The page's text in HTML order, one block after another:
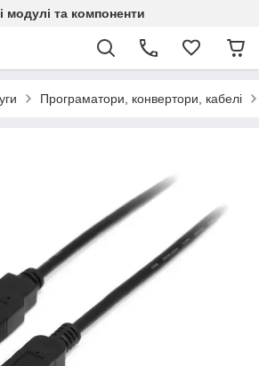
модулі та компоненти
Програматори, конвертори, кабелі